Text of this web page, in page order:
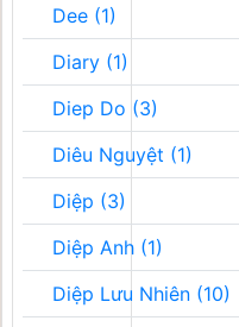
Dee (1)
Diary (1)
Diep Do (3)
Diêu Nguyệt (1)
Diệp (3)
Diệp Anh (1)
Diệp Lưu Nhiên (10)